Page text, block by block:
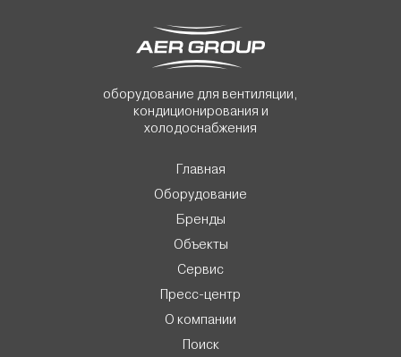
оборудование для вентиляции,
кондиционирования и
холодоснабжения
Главная
Оборудование
Бренды
Объекты
Сервис
Пресс-центр
О компании
Поиск